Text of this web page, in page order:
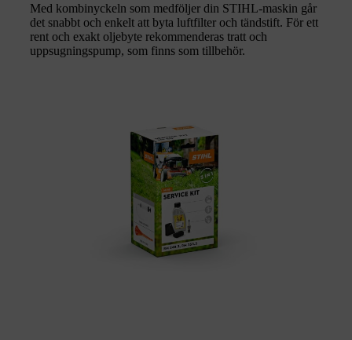
Med kombinyckeln som medföljer din STIHL-maskin går
det snabbt och enkelt att byta luftfilter och tändstift. För ett
rent och exakt oljebyte rekommenderas tratt och
uppsugningspump, som finns som tillbehör.